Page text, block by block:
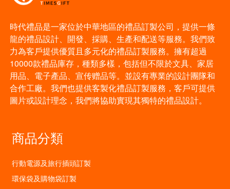
時代禮品是一家位於中華地區的禮品訂製公司，提供一條
龍的禮品設計、開發、採購、生產和配送等服務。我們致
力為客戶提供優質且多元化的禮品訂製服務。擁有超過
10000款禮品庫存，種類多樣，包括但不限於文具、家居
用品、電子產品、宣传赠品等。並設有專業的設計團隊和
合作工廠。我們也提供客製化禮品訂製服務，客戶可提供
圖片或設計理念，我們將協助實現其獨特的禮品設計。
商品分類
行動電源及旅行插頭訂製
環保袋及購物袋訂製